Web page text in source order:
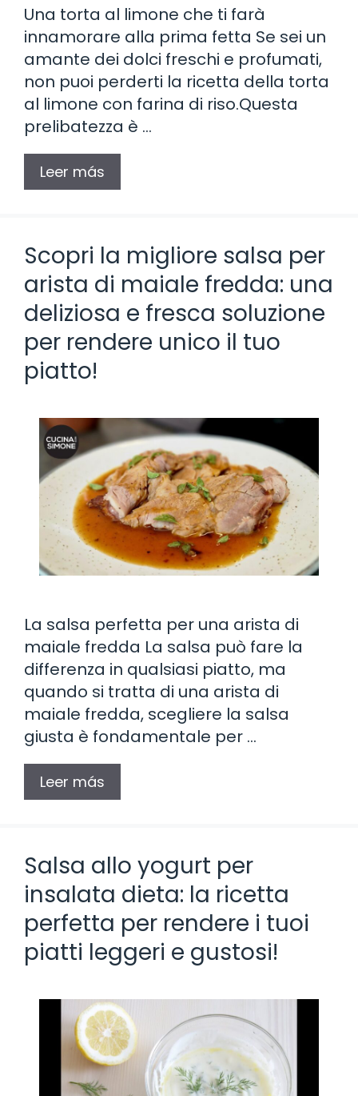
Una torta al limone che ti farà
innamorare alla prima fetta Se sei un
amante dei dolci freschi e profumati,
non puoi perderti la ricetta della torta
al limone con farina di riso.Questa
prelibatezza è …
Leer más
Scopri la migliore salsa per
arista di maiale fredda: una
deliziosa e fresca soluzione
per rendere unico il tuo
piatto!
La salsa perfetta per una arista di
maiale fredda La salsa può fare la
differenza in qualsiasi piatto, ma
quando si tratta di una arista di
maiale fredda, scegliere la salsa
giusta è fondamentale per …
Leer más
Salsa allo yogurt per
insalata dieta: la ricetta
perfetta per rendere i tuoi
piatti leggeri e gustosi!